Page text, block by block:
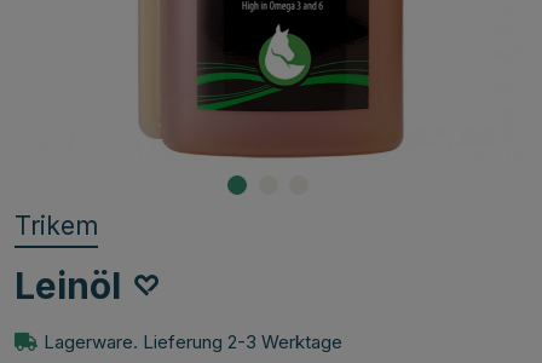
Trikem
Leinöl
Lagerware. Lieferung 2-3 Werktage